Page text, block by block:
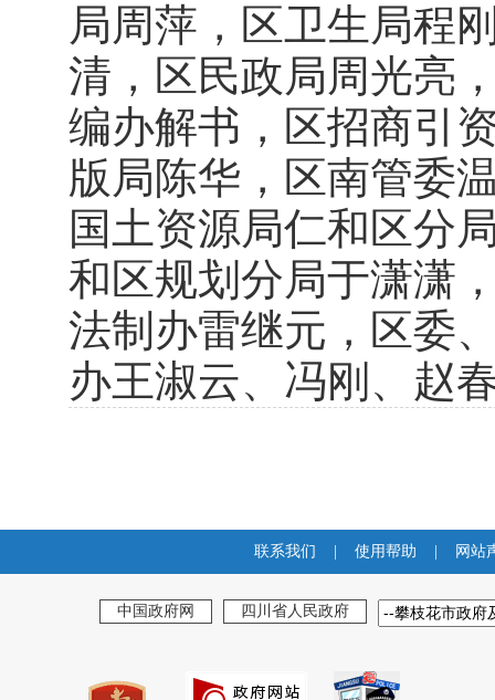
局周萍，区卫生局程
清，区民政局周光亮
编办解书，区招商引
版局陈华，区南管委
国土资源局仁和区分
和区规划分局于潇潇
法制办雷继元，区委
办王淑云、冯刚、赵
联系我们 使用帮助 网站
中国政府网 四川省人民政府